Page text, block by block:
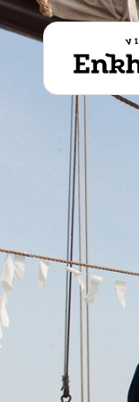
naar de inhoud